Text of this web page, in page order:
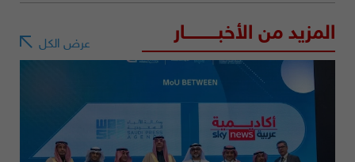
المزيد من الأخبــــــــــار عرض الكل